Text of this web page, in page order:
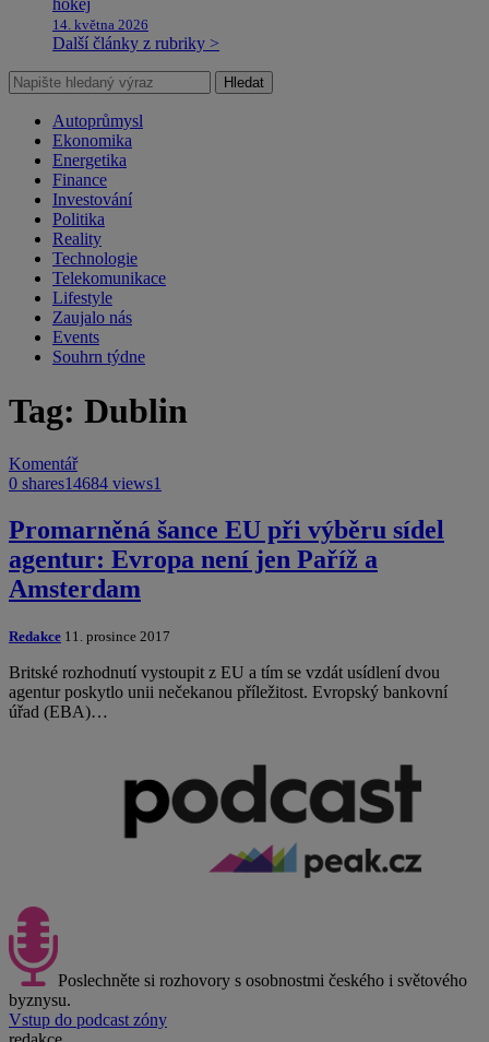
hokej
14. května 2026
Další články z rubriky >
Hledat
Autoprůmysl
Ekonomika
Energetika
Finance
Investování
Politika
Reality
Technologie
Telekomunikace
Lifestyle
Zaujalo nás
Events
Souhrn týdne
Tag: Dublin
Komentář
0 shares14684 views1
Promarněná šance EU při výběru sídel
agentur: Evropa není jen Paříž a
Amsterdam
Redakce 11. prosince 2017
Britské rozhodnutí vystoupit z EU a tím se vzdát usídlení dvou
agentur poskytlo unii nečekanou příležitost. Evropský bankovní
úřad (EBA)…
Poslechněte si rozhovory s osobnostmi českého i světového
byznysu.
Vstup do podcast zóny